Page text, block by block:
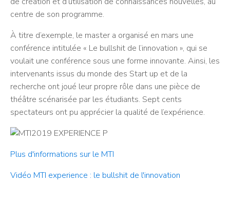
centre de son programme.
À titre d’exemple, le master a organisé en mars une
conférence intitulée « Le bullshit de l’innovation », qui se
voulait une conférence sous une forme innovante. Ainsi, les
intervenants issus du monde des Start up et de la
recherche ont joué leur propre rôle dans une pièce de
théâtre scénarisée par les étudiants. Sept cents
spectateurs ont pu apprécier la qualité de l’expérience.
Plus d'informations sur le MTI
Vidéo MTI experience : le bullshit de l'innovation